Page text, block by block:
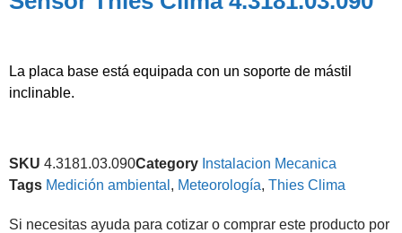
La placa base está equipada con un soporte de mástil
inclinable.
SKU 4.3181.03.090Category Instalacion Mecanica
Tags Medición ambiental , Meteorología, Thies Clima
Si necesitas ayuda para cotizar o comprar este producto por